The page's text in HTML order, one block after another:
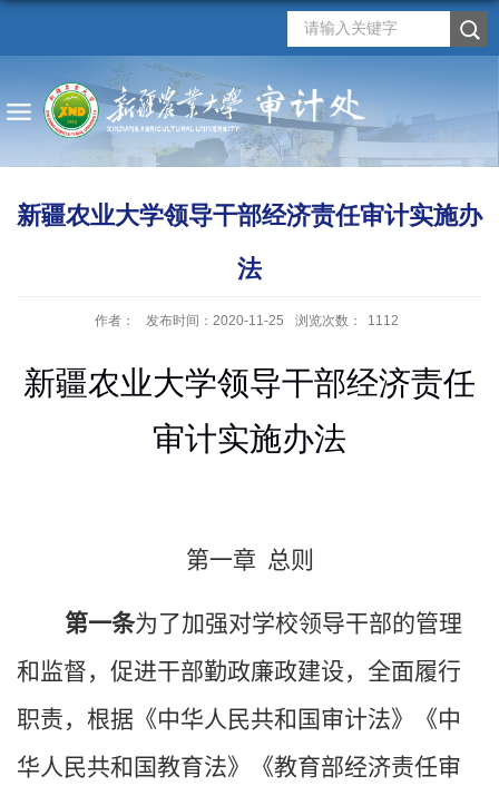
新疆农业大学领导干部经济责任审计实施办
法
作者： 发布时间：2020-11-25 浏览次数： 1112
新疆农业大学领导干部经济责任
审计实施办法
第一章 总则
第一条为了加强对学校领导干部的管理
和监督，促进干部勤政廉政建设，全面履行
职责，根据《中华人民共和国审计法》《中
华人民共和国教育法》《教育部经济责任审